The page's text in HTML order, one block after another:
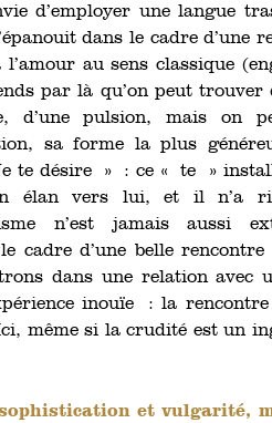
d’employer une langue
dans le cadre d’une
au sens classique
par là qu’on peut trouver
d’une pulsion, mais on
sa forme la plus
te désire » : ce « te »
élan vers lui, et il n’a
n’est jamais aussi
cadre d’une belle
dans une relation avec
inouïe : la rencontre
même si la crudité est un
sophistication et vulgarité,